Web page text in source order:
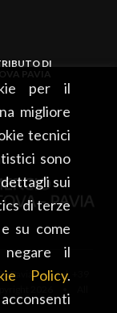
per il
migliore
tecnici
sono
sui
di terze
su come
il
Policy.
DI
PAVIA
Pavia • tel. +39